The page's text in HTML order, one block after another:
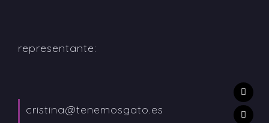
representante:
cristina@tenemosgato.es